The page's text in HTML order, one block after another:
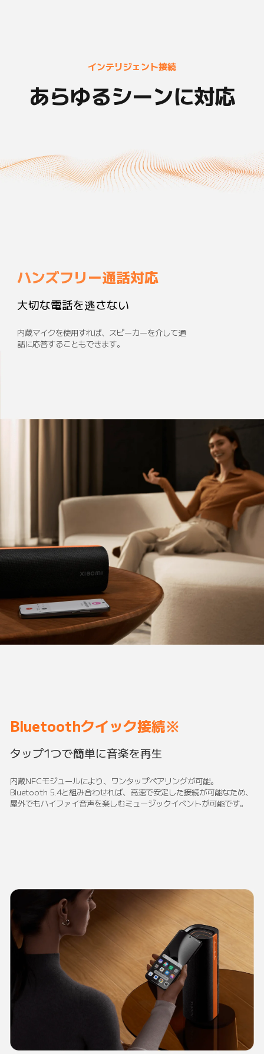
インテリジェント接続
あらゆるシーンに対応
ハンズフリー通話対応
大切な電話を逃さない
内蔵マイクを使用すれば、スピーカーを介して通
話に応答することもできます。
Bluetoothクイック接続※
タップ1つで簡単に音楽を再生
内蔵NFCモジュールにより、ワンタップペアリングが可能。
Bluetooth 5.4と組み合わせれば、高速で安定した接続が可能なため、
屋外でもハイファイ音声を楽しむミュージックイベントが可能です。